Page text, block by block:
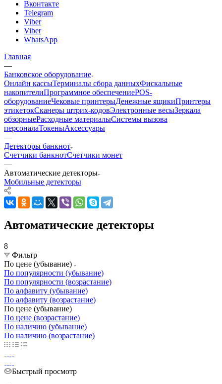
Вконтакте
Telegram
Viber
Viber
WhatsApp
Главная
—
Банковское оборудование
Онлайн кассыТерминалы сбора данныхФискальные
накопителиПрограммное обеспечениеPOS-
оборудованиеЧековые принтерыДенежные ящикиПринтеры
этикетокСканеры штрих-кодовЭлектронные весыЗеркала
обзорныеРасходные материалыСистемы вызова
персоналаТокеныАксессуары
—
Детекторы банкнот
Счетчики банкнотСчетчики монет
—
Автоматические детекторы
Мобильные детекторы
Автоматические детекторы
8
Фильтр
По цене (убывание)
По популярности (убывание)
По популярности (возрастание)
По алфавиту (убывание)
По алфавиту (возрастание)
По цене (убывание)
По цене (возрастание)
По наличию (убывание)
По наличию (возрастание)
Быстрый просмотр